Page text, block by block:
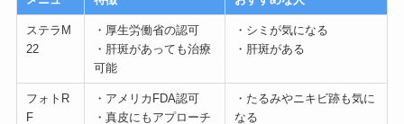
ステラM
22
・厚生労働省の認可
・肝斑があっても治療
可能
・シミが気になる
・肝斑がある
フォトR
F
・アメリカFDA認可
・真皮にもアプローチ
・たるみやニキビ跡も気に
なる